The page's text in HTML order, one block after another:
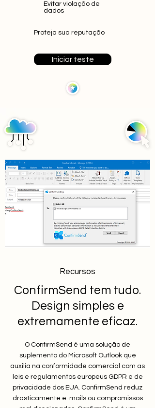
Evitar violação de
dados
Proteja sua reputação
Iniciar teste
Recursos
ConfirmSend tem tudo.
Design simples e
extremamente eficaz.
O ConfirmSend é uma solução de
suplemento do Microsoft Outlook que
auxilia na conformidade comercial com as
leis e regulamentos europeus GDPR e de
privacidade dos EUA. ConfirmSend reduz
drasticamente e-mails ou compromissos